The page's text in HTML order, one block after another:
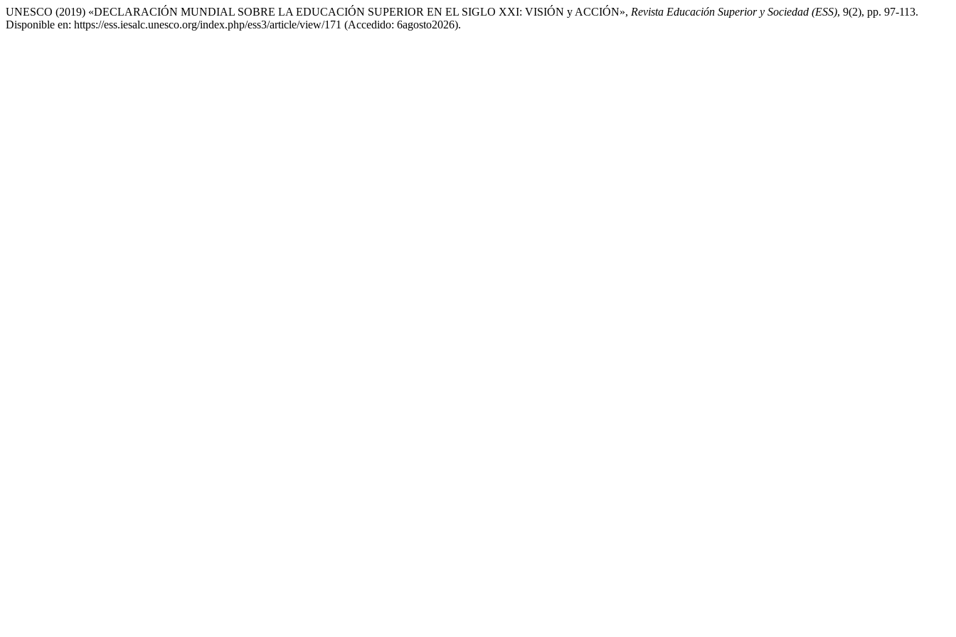
UNESCO (2019) «DECLARACIÓN MUNDIAL SOBRE LA EDUCACIÓN SUPERIOR EN EL SIGLO XXI: VISIÓN y ACCIÓN», Revista Educación Superior y Sociedad (ESS), 9(2), pp. 97-113.
Disponible en: https://ess.iesalc.unesco.org/index.php/ess3/article/view/171 (Accedido: 6agosto2026).